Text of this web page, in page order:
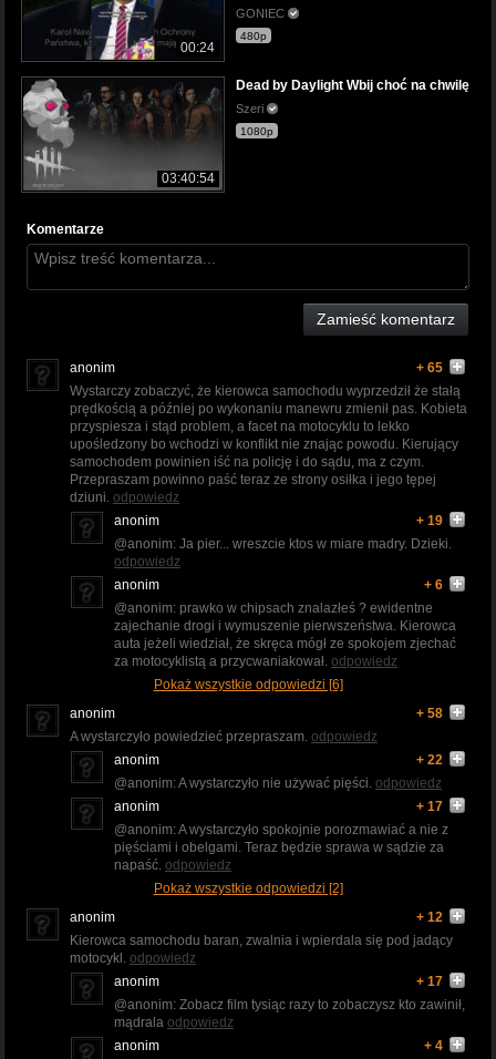
00:24
GONIEC
480p
03:40:54
Dead by Daylight Wbij choć na chwilę
Szeri
1080p
Komentarze
Zamieść komentarz
anonim
+ 65
Wystarczy zobaczyć, że kierowca samochodu wyprzedził że stałą
prędkością a później po wykonaniu manewru zmienił pas. Kobieta
przyspiesza i stąd problem, a facet na motocyklu to lekko
upośledzony bo wchodzi w konflikt nie znając powodu. Kierujący
samochodem powinien iść na policję i do sądu, ma z czym.
Przepraszam powinno paść teraz ze strony osiłka i jego tępej
dziuni. odpowiedz
anonim
+ 19
@anonim: Ja pier... wreszcie ktos w miare madry. Dzieki.
odpowiedz
anonim
+ 6
@anonim: prawko w chipsach znalazłeś ? ewidentne
zajechanie drogi i wymuszenie pierwszeństwa. Kierowca
auta jeżeli wiedział, że skręca mógł ze spokojem zjechać
za motocyklistą a przycwaniakował. odpowiedz
Pokaż wszystkie odpowiedzi [6]
anonim
+ 58
A wystarczyło powiedzieć przepraszam. odpowiedz
anonim
+ 22
@anonim: A wystarczyło nie używać pięści. odpowiedz
anonim
+ 17
@anonim: A wystarczyło spokojnie porozmawiać a nie z
pięściami i obelgami. Teraz będzie sprawa w sądzie za
napaść. odpowiedz
Pokaż wszystkie odpowiedzi [2]
anonim
+ 12
Kierowca samochodu baran, zwalnia i wpierdala się pod jadący
motocykl. odpowiedz
anonim
+ 17
@anonim: Zobacz film tysiąc razy to zobaczysz kto zawinił,
mądrala odpowiedz
anonim
+ 4